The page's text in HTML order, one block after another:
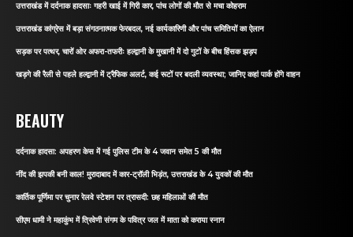
उत्तराखंड में दर्दनाक हादसाः गहरी खाई में गिरी कार, पांच लोगों की मौत से मचा कोहराम
उत्तराखंड कांग्रेस में बड़ा संगठनात्मक फेरबदल, नई कार्यकारिणी और पांच समितियों का ऐलान
सड़क पर पत्थर, चारों ओर अफरा-तफरीः हल्द्वानी के मुखानी में दो गुटों के बीच हिंसक झड़प
खड़गे की रैली से पहले हल्द्वानी में ट्रैफिक अलर्ट, कई रूटों पर बदली व्यवस्था; जानिए कहां पार्क होंगे वाहन
BEAUTY
दर्दनाक हादसा: अपहरण केस में गई पुलिस टीम के 4 जवान समेत 5 की मौत
नींद की झपकी बनी काल! मुरादाबाद में कार-ट्रॉली भिड़ंत, उत्तराखंड के 4 युवकों की मौत
कार्तिक पूर्णिमा पर चुनार रेलवे स्टेशन पर त्रासदी: छह महिलाओं की मौत
सीएम धामी ने महाकुंभ में त्रिवेणी संगम के पवित्र जल में माता को कराया स्नान